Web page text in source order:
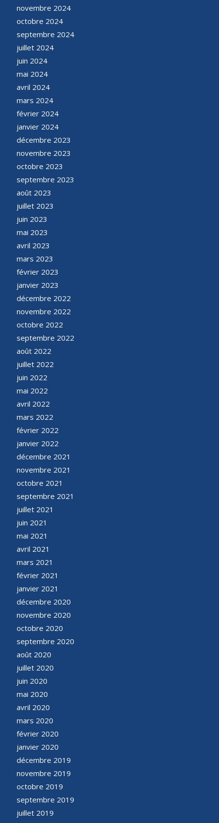
novembre 2024
octobre 2024
septembre 2024
juillet 2024
juin 2024
mai 2024
avril 2024
mars 2024
février 2024
janvier 2024
décembre 2023
novembre 2023
octobre 2023
septembre 2023
août 2023
juillet 2023
juin 2023
mai 2023
avril 2023
mars 2023
février 2023
janvier 2023
décembre 2022
novembre 2022
octobre 2022
septembre 2022
août 2022
juillet 2022
juin 2022
mai 2022
avril 2022
mars 2022
février 2022
janvier 2022
décembre 2021
novembre 2021
octobre 2021
septembre 2021
juillet 2021
juin 2021
mai 2021
avril 2021
mars 2021
février 2021
janvier 2021
décembre 2020
novembre 2020
octobre 2020
septembre 2020
août 2020
juillet 2020
juin 2020
mai 2020
avril 2020
mars 2020
février 2020
janvier 2020
décembre 2019
novembre 2019
octobre 2019
septembre 2019
juillet 2019